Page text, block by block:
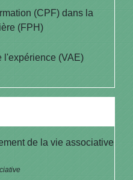
(CPF) dans la
(FPH)
l'expérience (VAE)
de la vie associative